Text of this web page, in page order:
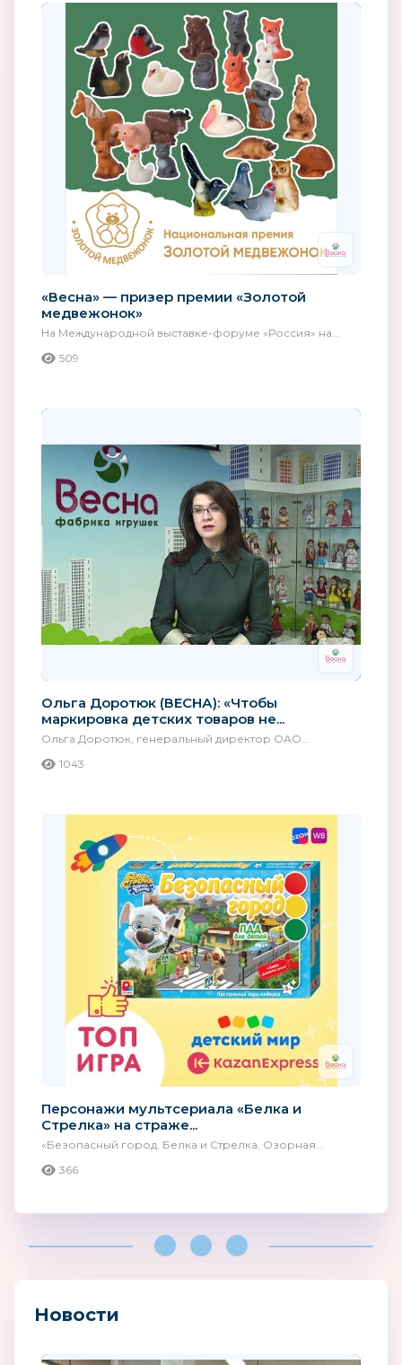
«Весна» — призер премии «Золотой
медвежонок»
На Международной выставке-форуме «Россия» на...
509
Ольга Доротюк (ВЕСНА): «Чтобы
маркировка детских товаров не...
Ольга Доротюк, генеральный директор ОАО...
1043
Персонажи мультсериала «Белка и
Стрелка» на страже...
«Безопасный город. Белка и Стрелка. Озорная...
366
Новости